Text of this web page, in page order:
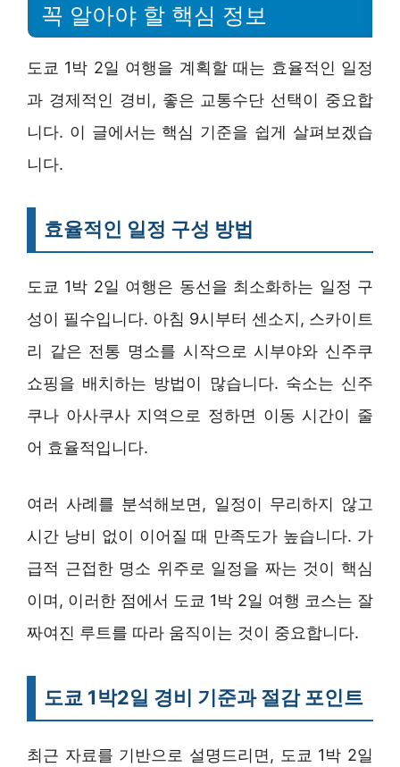
꼭 알아야 할 핵심 정보
도쿄 1박 2일 여행을 계획할 때는 효율적인 일정
과 경제적인 경비, 좋은 교통수단 선택이 중요합
니다. 이 글에서는 핵심 기준을 쉽게 살펴보겠습
니다.
효율적인 일정 구성 방법
도쿄 1박 2일 여행은 동선을 최소화하는 일정 구
성이 필수입니다. 아침 9시부터 센소지, 스카이트
리 같은 전통 명소를 시작으로 시부야와 신주쿠
쇼핑을 배치하는 방법이 많습니다. 숙소는 신주
쿠나 아사쿠사 지역으로 정하면 이동 시간이 줄
어 효율적입니다.
여러 사례를 분석해보면, 일정이 무리하지 않고
시간 낭비 없이 이어질 때 만족도가 높습니다. 가
급적 근접한 명소 위주로 일정을 짜는 것이 핵심
이며, 이러한 점에서 도쿄 1박 2일 여행 코스는 잘
짜여진 루트를 따라 움직이는 것이 중요합니다.
도쿄 1박2일 경비 기준과 절감 포인트
최근 자료를 기반으로 설명드리면, 도쿄 1박 2일